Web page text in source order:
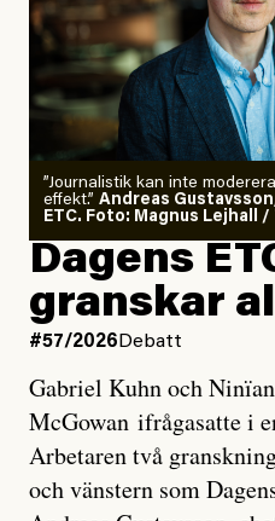
”Journalistik kan inte
effekt.” Andreas
ETC. Foto: Magnus Lejhall
Dagens
granskar
#57/2026 Debatt
Gabriel Kuhn och
McGowan ifrågasatte i
Arbetaren två
och vänstern som